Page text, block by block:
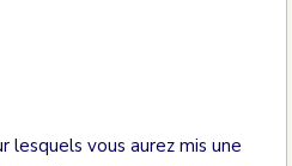
lesquels vous aurez mis une